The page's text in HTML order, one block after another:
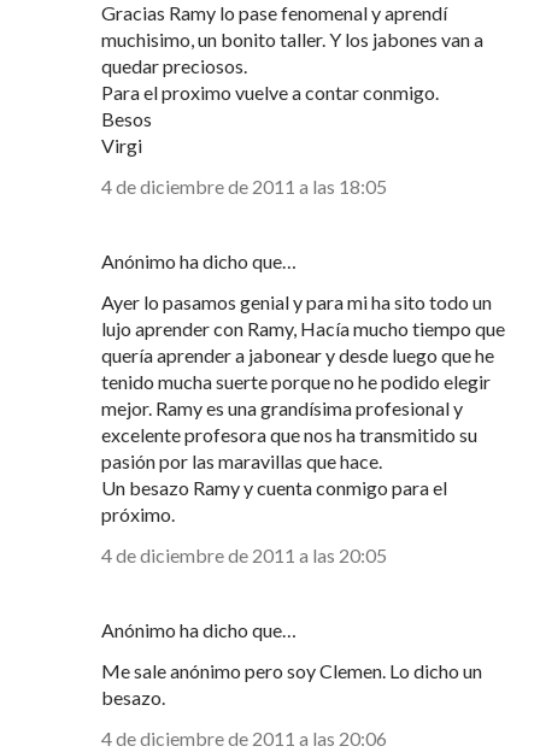
Gracias Ramy lo pase fenomenal y aprendí
muchisimo, un bonito taller. Y los jabones van a
quedar preciosos.
Para el proximo vuelve a contar conmigo.
Besos
Virgi
4 de diciembre de 2011 a las 18:05
Anónimo ha dicho que…
Ayer lo pasamos genial y para mi ha sito todo un
lujo aprender con Ramy, Hacía mucho tiempo que
quería aprender a jabonear y desde luego que he
tenido mucha suerte porque no he podido elegir
mejor. Ramy es una grandísima profesional y
excelente profesora que nos ha transmitido su
pasión por las maravillas que hace.
Un besazo Ramy y cuenta conmigo para el
próximo.
4 de diciembre de 2011 a las 20:05
Anónimo ha dicho que…
Me sale anónimo pero soy Clemen. Lo dicho un
besazo.
4 de diciembre de 2011 a las 20:06